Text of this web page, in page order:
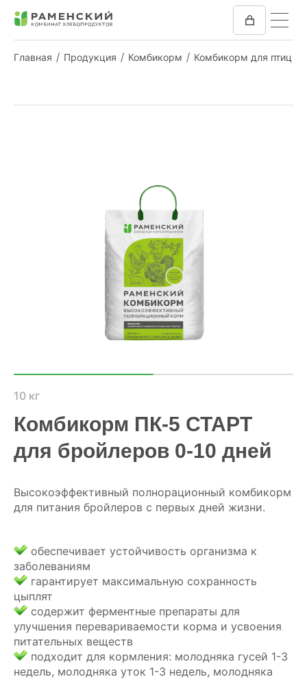
Главная Продукция Комбикорм Комбикорм для птиц
10 кг
Комбикорм ПК-5 СТАРТ
для бройлеров 0-10 дней
Высокоэффективный полнорационный комбикорм
для питания бройлеров с первых дней жизни.
обеспечивает устойчивость организма к
заболеваниям
гарантирует максимальную сохранность
цыплят
содержит ферментные препараты для
улучшения перевариваемости корма и усвоения
питательных веществ
подходит для кормления: молодняка гусей 1-3
недель, молодняка уток 1-3 недель, молодняка
ПРАЙС
ГДЕ КУПИТЬ
КОНТАКТЫ
8 (804) 700-18-14
ПРАЙС-ЛИСТ
КАЛЬКУЛЯТОР КОМБИКОРМА